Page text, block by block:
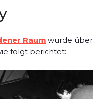
Raum wurde über
folgt berichtet: